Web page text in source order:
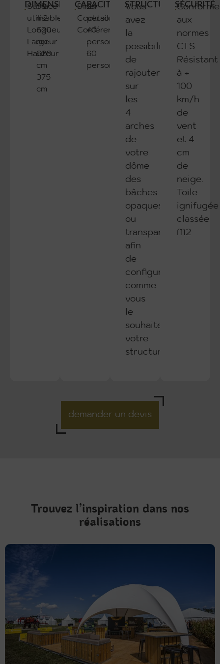
DIMENSIONS
Surface
utilisable
Longueur
Largeur
Hauteur
38
m2
620
cm
620
cm
375
cm
CAPACITÉ
Dîner
Cocktail
Conférence
24
personnes
40
personnes
60
personnes
STRUCTURE
Vous
avez
la
possibilité
de
rajouter
sur
les
4
arches
de
votre
dôme
des
bâches
opaques
ou
transparentes
afin
de
configurer
comme
vous
le
souhaitez
votre
structure.
SÉCURITÉ
aux
normes
CTS
Résistant
à +
100
km/h
de
vent
et 4
cm
de
neige.
Toile
ignifugée
classée
M2
demander un devis
Trouvez l’inspiration dans nos
réalisations